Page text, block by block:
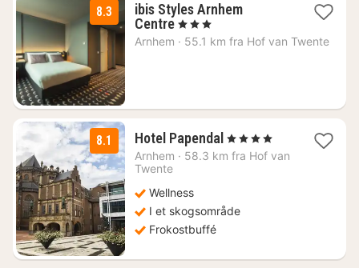
8.3
ibis Styles Arnhem
Centre1
natt
, 3 Stjerner
Arnhem · 55.1 km fra Hof van Twente
8.1 Hotel Papendal 1
natt
, 4 Stjerner
Arnhem · 58.3 km fra Hof van
Twente
Wellness
I et skogsområde
Frokostbuffé